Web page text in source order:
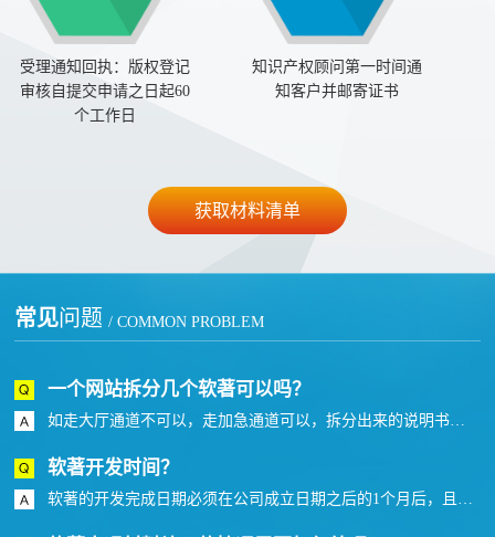
受理通知回执：版权登记
审核自提交申请之日起60
个工作日
知识产权顾问第一时间通
知客户并邮寄证书
获取材料清单
常见问题 / COMMON PROBLEM
一个网站拆分几个软著可以吗？
如走大厅通道不可以，走加急通道可以，拆分出来的说明书和代码不能提供相同或者近似度高的。
软著开发时间？
软著的开发完成日期必须在公司成立日期之后的1个月后，且在首次发表日期之前。